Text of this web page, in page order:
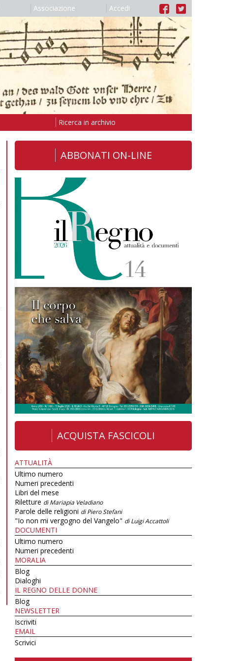
Associazione Accedi
Ricerca in archivio
ABBONATI ON-LINE
ACQUISTA FASCICOLI
ATTUALITÀ
Ultimo numero
Numeri precedenti
Libri del mese
Riletture di Mariapia Veladiano
Parole delle religioni di Piero Stefani
"Io non mi vergogno del Vangelo" di Luigi Accattoli
DOCUMENTI
Ultimo numero
Numeri precedenti
MORALIA
Blog
Dialoghi
IL REGNO DELLE DONNE
Blog
NEWSLETTER
Iscriviti
EMAIL
Scrivici